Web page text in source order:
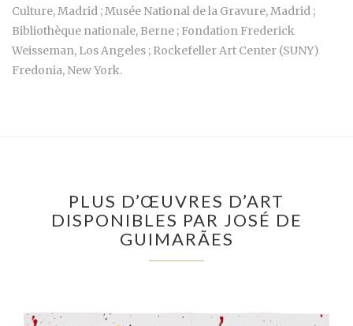
Culture, Madrid ; Musée National de la Gravure, Madrid ;
Bibliothèque nationale, Berne ; Fondation Frederick
Weisseman, Los Angeles ; Rockefeller Art Center (SUNY)
Fredonia, New York.
PLUS D’ŒUVRES D’ART
DISPONIBLES PAR JOSÉ DE
GUIMARÃES